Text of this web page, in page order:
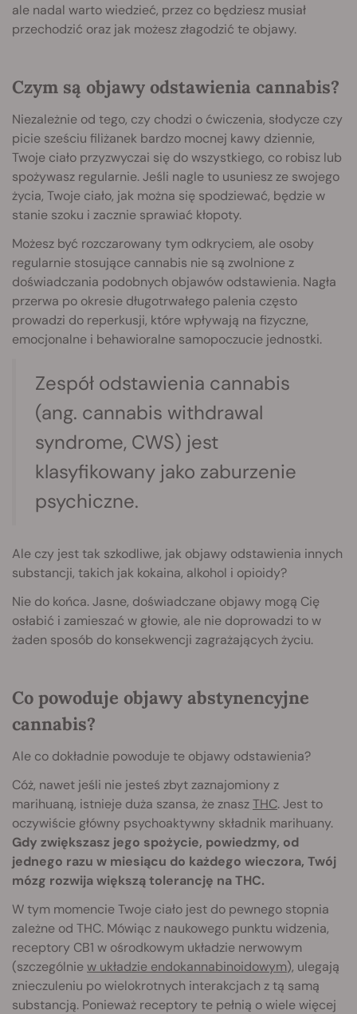
ale nadal warto wiedzieć, przez co będziesz musiał
przechodzić oraz jak możesz złagodzić te objawy.
Czym są objawy odstawienia cannabis?
Niezależnie od tego, czy chodzi o ćwiczenia, słodycze czy
picie sześciu filiżanek bardzo mocnej kawy dziennie,
Twoje ciało przyzwyczai się do wszystkiego, co robisz lub
spożywasz regularnie. Jeśli nagle to usuniesz ze swojego
życia, Twoje ciało, jak można się spodziewać, będzie w
stanie szoku i zacznie sprawiać kłopoty.
Możesz być rozczarowany tym odkryciem, ale osoby
regularnie stosujące cannabis nie są zwolnione z
doświadczania podobnych objawów odstawienia. Nagła
przerwa po okresie długotrwałego palenia często
prowadzi do reperkusji, które wpływają na fizyczne,
emocjonalne i behawioralne samopoczucie jednostki.
Zespół odstawienia cannabis
(ang. cannabis withdrawal
syndrome, CWS) jest
klasyfikowany jako zaburzenie
psychiczne.
Ale czy jest tak szkodliwe, jak objawy odstawienia innych
substancji, takich jak kokaina, alkohol i opioidy?
Nie do końca. Jasne, doświadczane objawy mogą Cię
osłabić i zamieszać w głowie, ale nie doprowadzi to w
żaden sposób do konsekwencji zagrażających życiu.
Co powoduje objawy abstynencyjne
cannabis?
Ale co dokładnie powoduje te objawy odstawienia?
Cóż, nawet jeśli nie jesteś zbyt zaznajomiony z
marihuaną, istnieje duża szansa, że znaszTHC. Jest to
oczywiście główny psychoaktywny składnik marihuany.
Gdy zwiększasz jego spożycie, powiedzmy, od
jednego razu w miesiącu do każdego wieczora, Twój
mózg rozwija większą tolerancję na THC.
W tym momencie Twoje ciało jest do pewnego stopnia
zależne od THC. Mówiąc z naukowego punktu widzenia,
receptory CB1 w ośrodkowym układzie nerwowym
(szczególniew układzie endokannabinoidowym), ulegają
znieczuleniu po wielokrotnych interakcjach z tą samą
substancją. Ponieważ receptory te pełnią o wiele więcej